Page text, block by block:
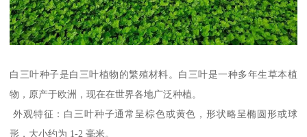
白三叶种子是白三叶植物的繁殖材料。白三叶是一种多年生草本植
物，原产于欧洲，现在在世界各地广泛种植。
外观特征：白三叶种子通常呈棕色或黄色，形状略呈椭圆形或球
形，大小约为 1-2 毫米。